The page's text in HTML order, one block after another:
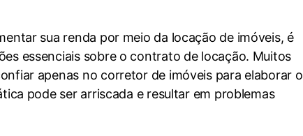
sua renda por meio da locação de imóveis, é
essenciais sobre o contrato de locação. Muitos
apenas no corretor de imóveis para elaborar o
pode ser arriscada e resultar em problemas